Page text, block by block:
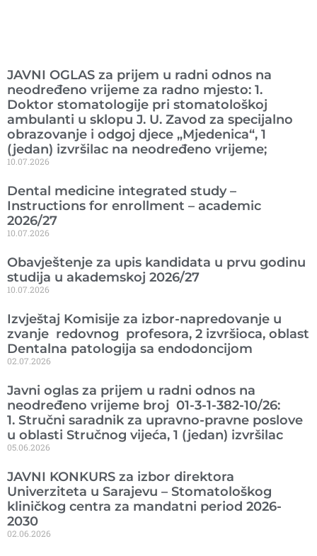
JAVNI OGLAS za prijem u radni odnos na
neodređeno vrijeme za radno mjesto: 1.
Doktor stomatologije pri stomatološkoj
ambulanti u sklopu J. U. Zavod za specijalno
obrazovanje i odgoj djece „Mjedenica“, 1
(jedan) izvršilac na neodređeno vrijeme;
10.07.2026
Dental medicine integrated study –
Instructions for enrollment – academic
2026/27
10.07.2026
Obavještenje za upis kandidata u prvu godinu
studija u akademskoj 2026/27
10.07.2026
Izvještaj Komisije za izbor-napredovanje u
zvanje redovnog profesora, 2 izvršioca, oblast
Dentalna patologija sa endodoncijom
02.07.2026
Javni oglas za prijem u radni odnos na
neodređeno vrijeme broj 01-3-1-382-10/26:
1. Stručni saradnik za upravno-pravne poslove
u oblasti Stručnog vijeća, 1 (jedan) izvršilac
05.06.2026
JAVNI KONKURS za izbor direktora
Univerziteta u Sarajevu – Stomatološkog
kliničkog centra za mandatni period 2026-
2030
02.06.2026